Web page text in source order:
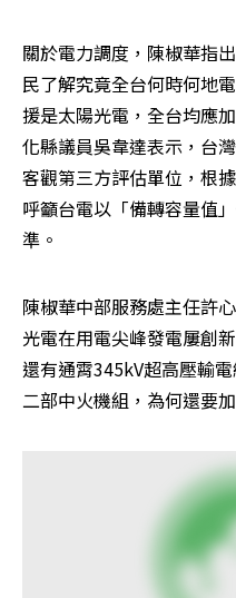
關於電力調度，陳椒華指
民了解究竟全台何時何地
援是太陽光電，全台均應
化縣議員吳韋達表示，台
客觀第三方評估單位，根
呼籲台電以「備轉容量值
準。
陳椒華中部服務處主任許
光電在用電尖峰發電屢創
還有通霄345kV超高壓輸
二部中火機組，為何還要